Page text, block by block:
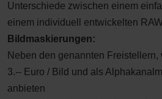
Unterschiede zwischen einem
einem individuell entwickelten
Bildmaskierungen:
Neben den genannten
3.-- Euro / Bild und als
anbieten